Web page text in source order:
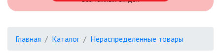
ОФИСНЫЕ ПОДВЕСНЫЕ
Главная Каталог Нераспределенные товары